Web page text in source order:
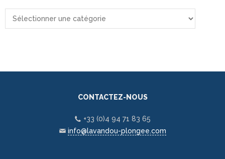
CONTACTEZ-NOUS
+33 (0)4 94 71 83 65
info@lavandou-plongee.com